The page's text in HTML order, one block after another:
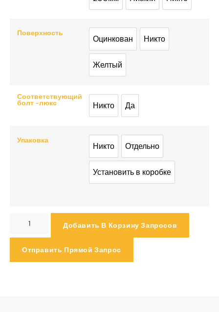
200мм
Поверхность
Оцинкован Никто
Желтый
Соответствующий
болт -люкс Никто Да
Да
Упаковка
Никто Отдельно
Установить в коробке
Установить в коробке
Добавить В Корзину Запросов
Отправить Прямой Запрос